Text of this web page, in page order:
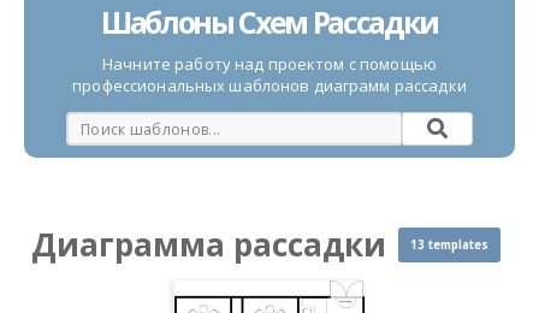
Шаблоны Схем Рассадки
Начните работу над проектом с помощью
профессиональных шаблонов диаграмм рассадки
Диаграмма рассадки 13 templates